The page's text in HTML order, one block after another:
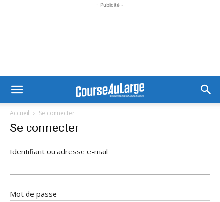
- Publicité -
Accueil Se connecter
Se connecter
Identifiant ou adresse e-mail
Mot de passe